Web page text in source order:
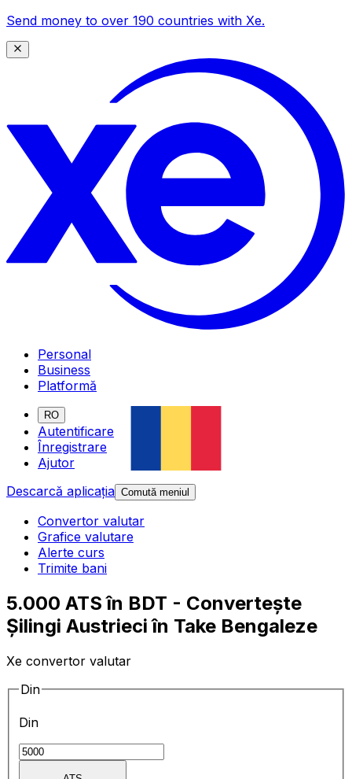
Send money to over 190 countries with Xe.
Personal
Business
Platformă
RO
Autentificare
Înregistrare
Ajutor
Descarcă aplicația Comută meniul
Convertor valutar
Grafice valutare
Alerte curs
Trimite bani
5.000 ATS în BDT - Convertește
Șilingi Austrieci în Take Bengaleze
Xe convertor valutar
Din
Din